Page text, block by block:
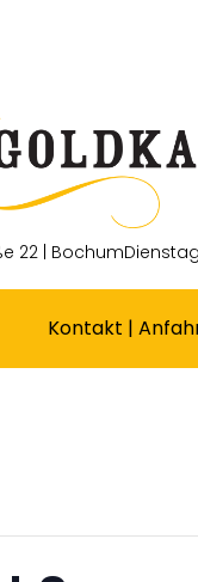
22 | Bochum
Kontakt |